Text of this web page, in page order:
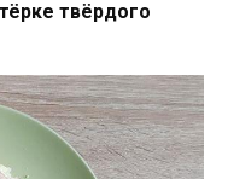
твёрдого